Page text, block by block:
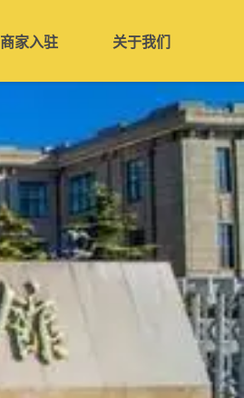
商家入驻 关于我们